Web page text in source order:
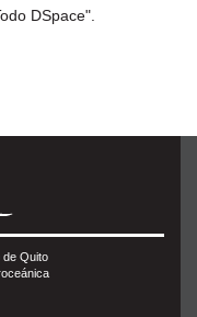
DSpace".
Quito